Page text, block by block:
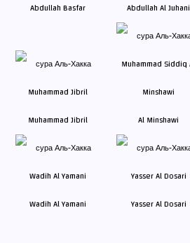
Abdullah Basfar Abdullah Al Juhani
Muhammad Jibril Al Minshawi
Wadih Al Yamani Yasser Al Dosari